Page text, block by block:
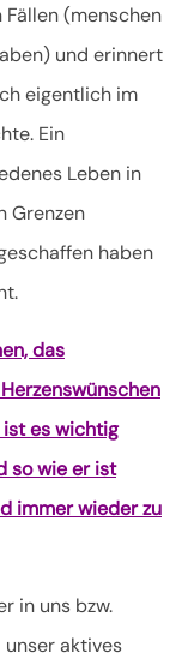
(menschen
und erinnert
eigentlich im
Ein
Leben in
Grenzen
haben
das
es wichtig
so wie er ist
immer wieder zu
in uns bzw.
unser aktives